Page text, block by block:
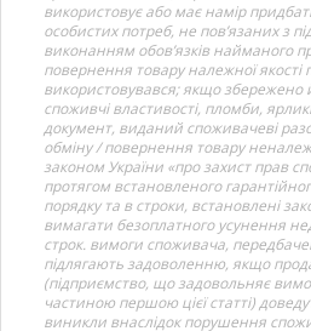
використовує або має намір
особистих потреб, не пов’язаних з
виконанням обов’язків найманого
повернення товару належної
використовувався; якщо збережено
споживчі властивості, пломби,
документ, виданий споживачеві
обміну / повернення товару
законом України «про захист прав
протягом встановленого
порядку та в строки, встановлені
вимагати безоплатного усунення
строк. вимоги споживача,
підлягають задоволенню, якщо
(підприємство, що задовольняє
частиною першою цієї статті)
виникли внаслідок порушення